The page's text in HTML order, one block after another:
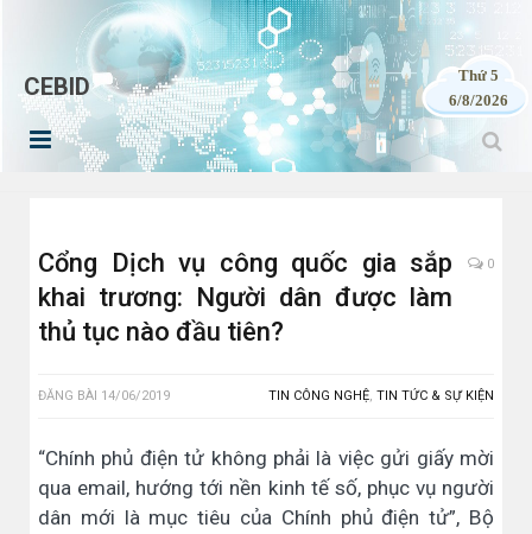
CEBID
Thứ 5
6/8/2026
Cổng Dịch vụ công quốc gia sắp
khai trương: Người dân được làm
thủ tục nào đầu tiên?
0
ĐĂNG BÀI 14/06/2019 TIN CÔNG NGHỆ, TIN TỨC & SỰ KIỆN
“Chính phủ điện tử không phải là việc gửi giấy mời
qua email, hướng tới nền kinh tế số, phục vụ người
dân mới là mục tiêu của Chính phủ điện tử”, Bộ